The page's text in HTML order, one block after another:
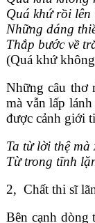
Quá khứ rồi lên
Những dáng
Thắp bước về
(Quá khứ
Những câu thơ
mà vẫn lấp
được cảnh giới
Ta từ lời thệ mà
Từ trong tĩnh
2, Chất thi sĩ
Bên cạnh